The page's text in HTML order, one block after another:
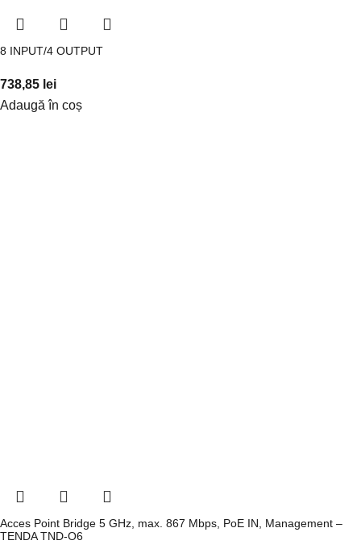
8 INPUT/4 OUTPUT
738,85 lei
Adaugă în coș
Acces Point Bridge 5 GHz, max. 867 Mbps, PoE IN, Management –
TENDA TND-O6